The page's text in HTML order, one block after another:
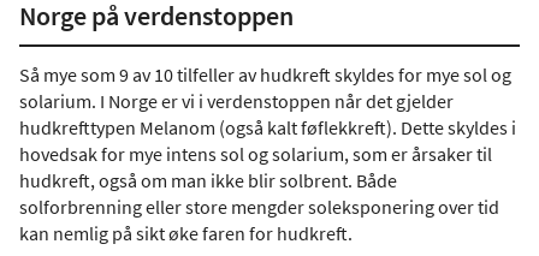
Norge på verdenstoppen
Så mye som 9 av 10 tilfeller av hudkreft skyldes for mye sol og
solarium. I Norge er vi i verdenstoppen når det gjelder
hudkrefttypen Melanom (også kalt føflekkreft). Dette skyldes i
hovedsak for mye intens sol og solarium, som er årsaker til
hudkreft, også om man ikke blir solbrent. Både
solforbrenning eller store mengder soleksponering over tid
kan nemlig på sikt øke faren for hudkreft.